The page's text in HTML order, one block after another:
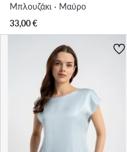
Μπλουζάκι · Μαύρο
33,00€